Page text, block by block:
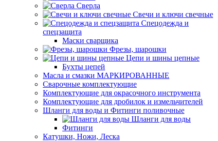
Сверла
Свечи и ключи свечные
Спецодежда и
спецзащита
Маски сварщика
Фрезы, шарошки
Цепи и шины цепные
Бухты цепей
Масла и смазки МАРКИРОВАННЫЕ
Сварочные комплектующие
Комплектующие для окрасочного инструмента
Комплектующие для дробилок и измельчителей
Шланги для воды и Фитинги поливочные
Шланги для воды
Фитинги
Катушки, Ножи, Леска